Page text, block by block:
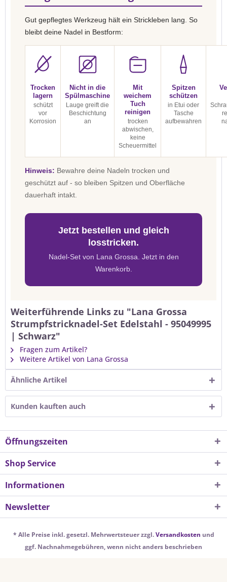
Gut gepflegtes Werkzeug hält ein Strickleben lang. So
bleibt deine Nadel in Bestform:
Trocken
lagern
schützt
vor
Korrosion
Nicht in die
Spülmaschine
Lauge greift die
Beschichtung
an
Mit
weichem
Tuch
reinigen
trocken
abwischen,
keine
Scheuermittel
Spitzen
schützen
in Etui oder
Tasche
aufbewahren
Hinweis: Bewahre deine Nadeln trocken und
geschützt auf - so bleiben Spitzen und Oberfläche
dauerhaft intakt.
Jetzt bestellen und gleich
losstricken.
Nadel-Set von Lana Grossa. Jetzt in den
Warenkorb.
Weiterführende Links zu "Lana Grossa
Strumpfstricknadel-Set Edelstahl - 95049995
| Schwarz"
Fragen zum Artikel?
Weitere Artikel von Lana Grossa
Ähnliche Artikel
Kunden kauften auch
Öffnungszeiten
Shop Service
Informationen
Newsletter
* Alle Preise inkl. gesetzl. Mehrwertsteuer zzgl.Versandkosten und
ggf. Nachnahmegebühren, wenn nicht anders beschrieben